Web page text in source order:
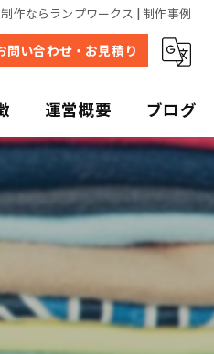
作ならランプワークス | 制作事例
問い合わせ・お見積り
運営概要 ブログ